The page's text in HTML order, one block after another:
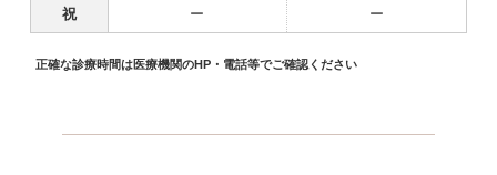
祝 ー ー
正確な診療時間は医療機関のHP・電話等でご確認ください